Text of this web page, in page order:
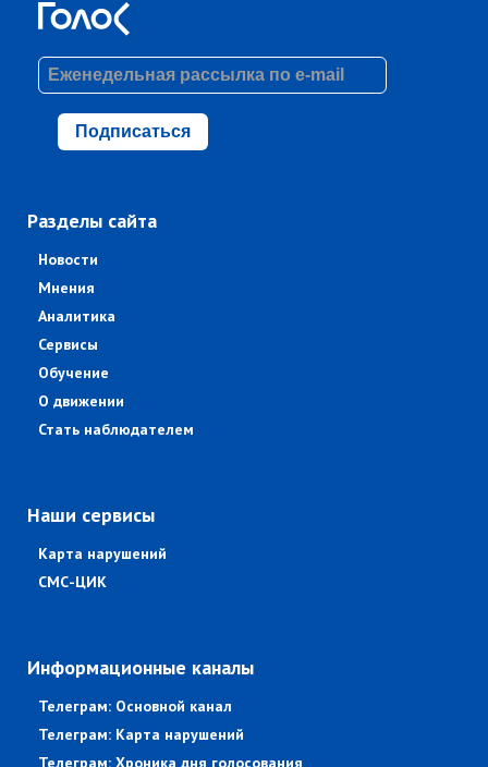
Подписаться
Разделы сайта
Новости
Мнения
Аналитика
Сервисы
Обучение
О движении
Стать наблюдателем
Наши сервисы
Карта нарушений
СМС-ЦИК
Информационные каналы
Телеграм: Основной канал
Телеграм: Карта нарушений
Телеграм: Хроника дня голосования